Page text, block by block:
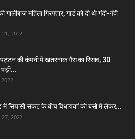
गालीबाज महिला गिरफ्तार, गार्ड को दी थी गंदी-गंदी
2022
की कंपनी में खतरनाक गैस का रिसाव, 30
पड़ीं...
2022
सियासी संकट के बीच विधायकों को बसों में लेकर...
2022